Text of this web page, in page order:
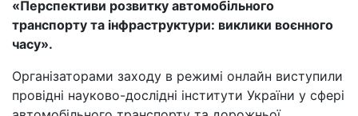
«Перспективи розвитку автомобільного
транспорту та інфраструктури: виклики воєнного
часу».
Організаторами заходу в режимі онлайн виступили
провідні науково-дослідні інститути України у сфері